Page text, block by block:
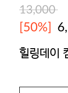
13,000
[50%]
힐링데이